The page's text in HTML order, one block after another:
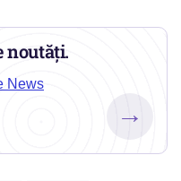
noutăți.
News
→